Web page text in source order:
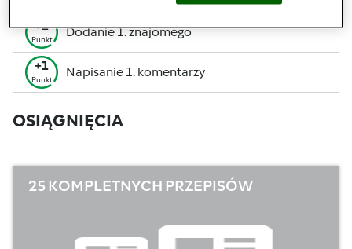
+1
Punkt
Dodanie 1. znajomego
+1
Punkt
Napisanie 1. komentarzy
OSIĄGNIĘCIA
25 KOMPLETNYCH PRZEPISÓW